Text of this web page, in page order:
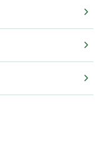
chevron_right
chevron_right
chevron_right